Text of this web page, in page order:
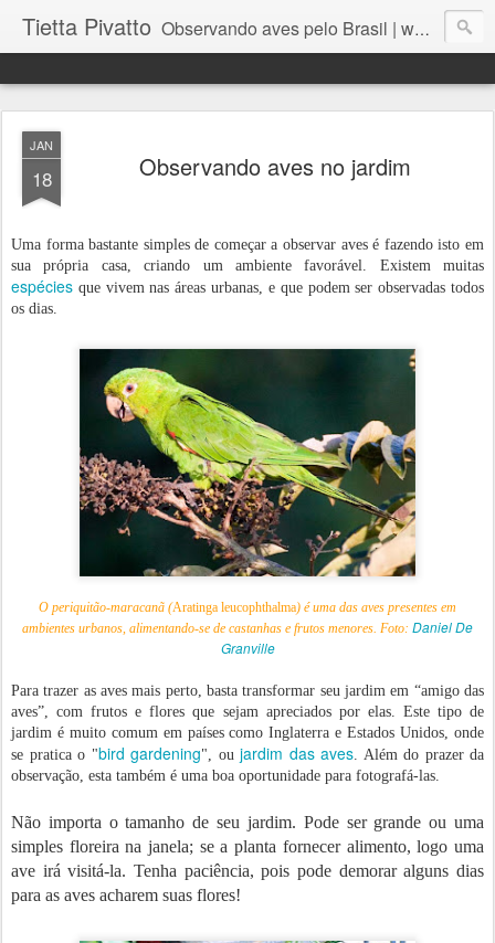
Tietta Pivatto Observando aves pelo Brasil | www.alojadospassarinhos.com.br
JAN
18 Observando aves no jardim
Uma forma bastante simples de começar a observar aves é fazendo isto em
sua própria casa, criando um ambiente favorável. Existem muitas
espécies que vivem nas áreas urbanas, e que podem ser observadas todos
os dias.
O periquitão-maracanã (Aratinga leucophthalma) é uma das aves presentes em
ambientes urbanos, alimentando-se de castanhas e frutos menores. Foto: Daniel De
Granville
Para trazer as aves mais perto, basta transformar seu jardim em “amigo das
aves”, com frutos e flores que sejam apreciados por elas. Este tipo de
jardim é muito comum em países como Inglaterra e Estados Unidos, onde
se pratica o "bird gardening", ou jardim das aves. Além do prazer da
observação, esta também é uma boa oportunidade para fotografá-las.
Não importa o tamanho de seu jardim. Pode ser grande ou uma
simples floreira na janela; se a planta fornecer alimento, logo uma
ave irá visitá-la. Tenha paciência, pois pode demorar alguns dias
para as aves acharem suas flores!